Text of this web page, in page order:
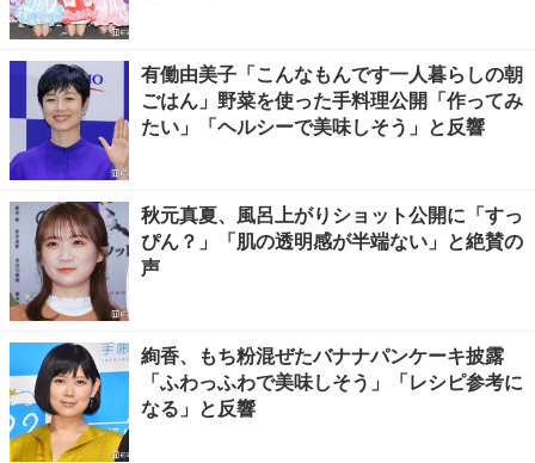
有働由美子「こんなもんです一人暮らしの朝
ごはん」野菜を使った手料理公開「作ってみ
たい」「ヘルシーで美味しそう」と反響
秋元真夏、風呂上がりショット公開に「すっ
ぴん？」「肌の透明感が半端ない」と絶賛の
声
絢香、もち粉混ぜたバナナパンケーキ披露
「ふわっふわで美味しそう」「レシピ参考に
なる」と反響